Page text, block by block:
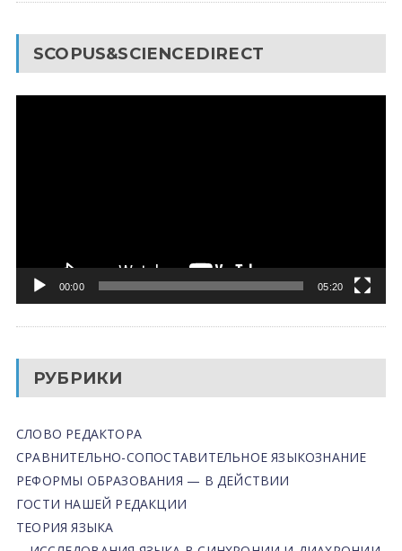
SCOPUS&SCIENCEDIRECT
00:00 05:20
РУБРИКИ
СЛОВО РЕДАКТОРА
СРАВНИТЕЛЬНО-СОПОСТАВИТЕЛЬНОЕ ЯЗЫКОЗНАНИЕ
РЕФОРМЫ ОБРАЗОВАНИЯ — В ДЕЙСТВИИ
ГОСТИ НАШЕЙ РЕДАКЦИИ
ТЕОРИЯ ЯЗЫКА